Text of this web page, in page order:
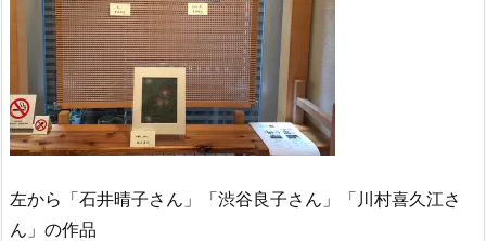
左から「石井晴子さん」「渋谷良子さん」「川村喜久江さ
ん」の作品